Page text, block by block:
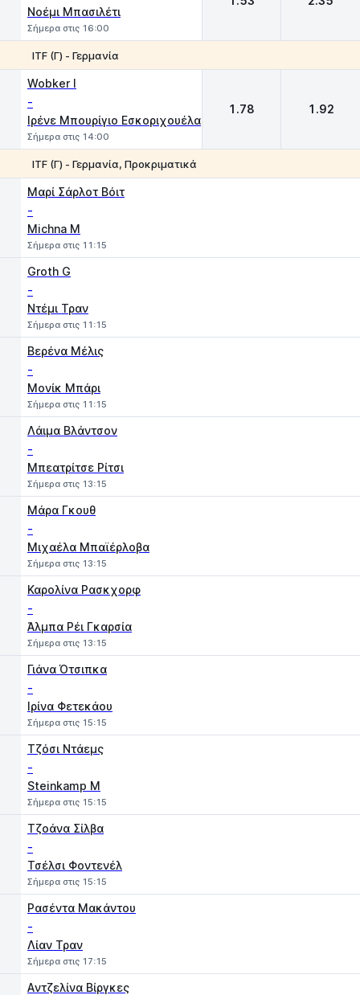
Νοέμι Μπασιλέτι
Σήμερα στις 16:00
ITF (Γ) - Γερμανία
Wobker I
-
Ιρένε Μπουρίγιο Εσκοριχουέλα
Σήμερα στις 14:00
1.78 1.92
ITF (Γ) - Γερμανία, Προκριματικά
Μαρί Σάρλοτ Βόιτ
-
Michna M
Σήμερα στις 11:15
Groth G
-
Ντέμι Τραν
Σήμερα στις 11:15
Βερένα Μέλις
-
Μονίκ Μπάρι
Σήμερα στις 11:15
Λάιμα Βλάντσον
-
Μπεατρίτσε Ρίτσι
Σήμερα στις 13:15
Μάρα Γκουθ
-
Μιχαέλα Μπαϊέρλοβα
Σήμερα στις 13:15
Καρολίνα Ρασκχορφ
-
Άλμπα Ρέι Γκαρσία
Σήμερα στις 13:15
Γιάνα Ότσιπκα
-
Ιρίνα Φετεκάου
Σήμερα στις 15:15
Τζόσι Ντάεμς
-
Steinkamp M
Σήμερα στις 15:15
Τζοάνα Σίλβα
-
Τσέλσι Φοντενέλ
Σήμερα στις 15:15
Ρασέντα Μακάντου
-
Λίαν Τραν
Σήμερα στις 17:15
Aντζελίνα Βίργκες